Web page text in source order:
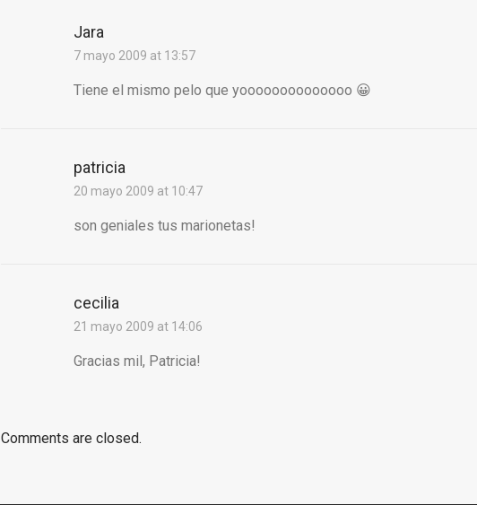
Jara
7 mayo 2009 at 13:57
Tiene el mismo pelo que yoooooooooooooo 😀
patricia
20 mayo 2009 at 10:47
son geniales tus marionetas!
cecilia
21 mayo 2009 at 14:06
Gracias mil, Patricia!
Comments are closed.